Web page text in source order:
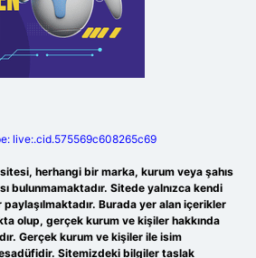
live:.cid.575569c608265c69
herhangi bir marka, kurum veya şahıs
bulunmamaktadır. Sitede yalnızca kendi
paylaşılmaktadır. Burada yer alan içerikler
olup, gerçek kurum ve kişiler hakkında
Gerçek kurum ve kişiler ile isim
Sitemizdeki bilgiler taslak